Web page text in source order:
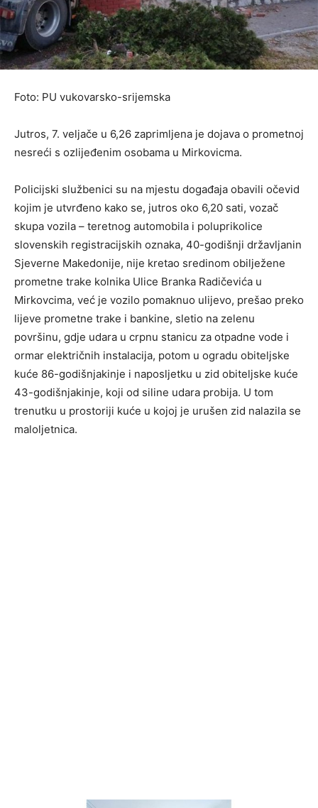
Foto: PU vukovarsko-srijemska
Jutros, 7. veljače u 6,26 zaprimljena je dojava o prometnoj
nesreći s ozlijeđenim osobama u Mirkovicma.
Policijski službenici su na mjestu događaja obavili očevid
kojim je utvrđeno kako se, jutros oko 6,20 sati, vozač
skupa vozila – teretnog automobila i poluprikolice
slovenskih registracijskih oznaka, 40-godišnji državljanin
Sjeverne Makedonije, nije kretao sredinom obilježene
prometne trake kolnika Ulice Branka Radičevića u
Mirkovcima, već je vozilo pomaknuo ulijevo, prešao preko
lijeve prometne trake i bankine, sletio na zelenu
površinu, gdje udara u crpnu stanicu za otpadne vode i
ormar električnih instalacija, potom u ogradu obiteljske
kuće 86-godišnjakinje i naposljetku u zid obiteljske kuće
43-godišnjakinje, koji od siline udara probija. U tom
trenutku u prostoriji kuće u kojoj je urušen zid nalazila se
maloljetnica.